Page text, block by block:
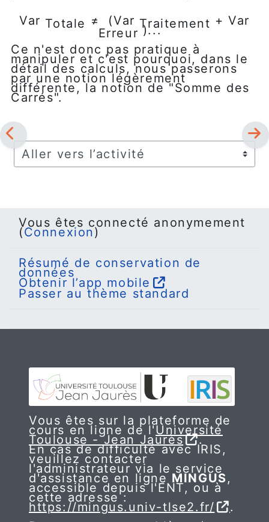
Var Totale ≠ (Var Traitement + Var
Erreur )...
Ce n'est donc pas pratique à
manipuler et c'est pourquoi, dans le
détail des calculs, nous passerons
par une notion légèrement
différente, la notion de "Somme des
Carrés".
Aller vers l’activité
Vous êtes connecté anonymement
(Connexion)
Résumé de conservation de
données
Obtenir l’app mobile
Passer au thème standard
Vous êtes sur la plateforme de
cours en ligne de l'Université
Toulouse - Jean Jaurès .
En cas de difficulté avec IRIS,
veuillez contacter
l'administrateur via le service
d'assistance en ligne MINGUS,
accessible depuis l'ENT, ou à
cette adresse :
https://mingus.univ-tlse2.fr/
.